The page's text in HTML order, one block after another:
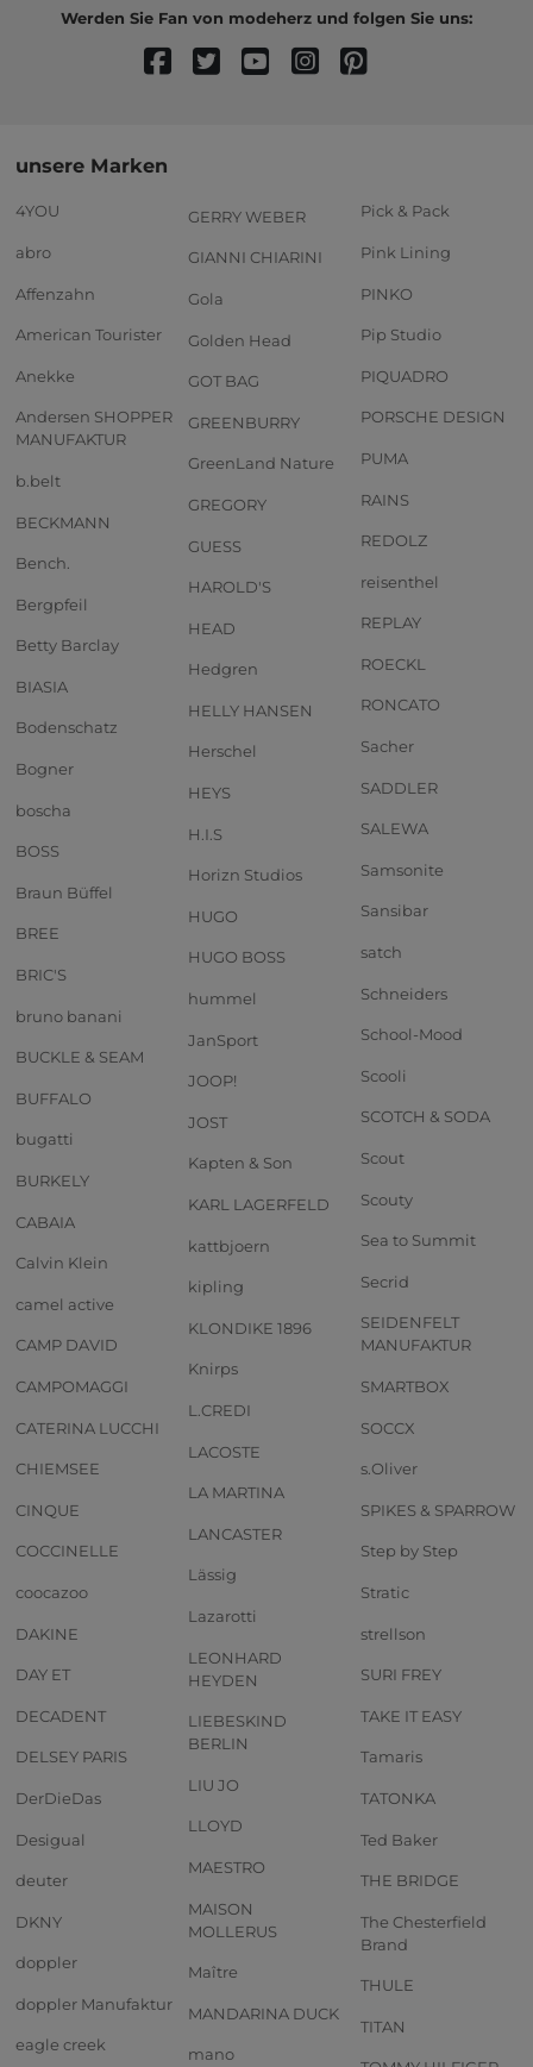
Werden Sie Fan von modeherz und folgen Sie uns:
unsere Marken
4YOU
abro
Affenzahn
American Tourister
Anekke
Andersen SHOPPER
MANUFAKTUR
b.belt
BECKMANN
Bench.
Bergpfeil
Betty Barclay
BIASIA
Bodenschatz
Bogner
boscha
BOSS
Braun Büffel
BREE
BRIC'S
bruno banani
BUCKLE & SEAM
BUFFALO
bugatti
BURKELY
CABAIA
Calvin Klein
camel active
CAMP DAVID
CAMPOMAGGI
CATERINA LUCCHI
CHIEMSEE
CINQUE
COCCINELLE
coocazoo
DAKINE
DAY ET
DECADENT
DELSEY PARIS
DerDieDas
Desigual
deuter
DKNY
doppler
doppler Manufaktur
eagle creek
GERRY WEBER
GIANNI CHIARINI
Gola
Golden Head
GOT BAG
GREENBURRY
GreenLand Nature
GREGORY
GUESS
HAROLD'S
HEAD
Hedgren
HELLY HANSEN
Herschel
HEYS
H.I.S
Horizn Studios
HUGO
HUGO BOSS
hummel
JanSport
JOOP!
JOST
Kapten & Son
KARL LAGERFELD
kattbjoern
kipling
KLONDIKE 1896
Knirps
L.CREDI
LACOSTE
LA MARTINA
LANCASTER
Lässig
Lazarotti
LEONHARD
HEYDEN
LIEBESKIND
BERLIN
LIU JO
LLOYD
MAESTRO
MAISON
MOLLERUS
Maître
MANDARINA DUCK
mano
Pick & Pack
Pink Lining
PINKO
Pip Studio
PIQUADRO
PORSCHE DESIGN
PUMA
RAINS
REDOLZ
reisenthel
REPLAY
ROECKL
RONCATO
Sacher
SADDLER
SALEWA
Samsonite
Sansibar
satch
Schneiders
School-Mood
Scooli
SCOTCH & SODA
Scout
Scouty
Sea to Summit
Secrid
SEIDENFELT
MANUFAKTUR
SMARTBOX
SOCCX
s.Oliver
SPIKES & SPARROW
Step by Step
Stratic
strellson
SURI FREY
TAKE IT EASY
Tamaris
TATONKA
Ted Baker
THE BRIDGE
The Chesterfield
Brand
THULE
TITAN